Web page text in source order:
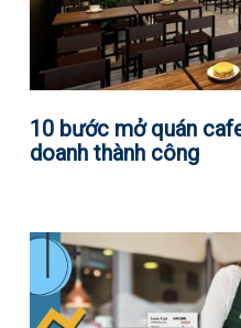
10 bước mở quán
doanh thành công